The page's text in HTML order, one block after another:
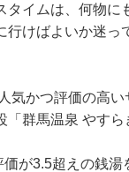
イムは、何物に
行けばよいか迷
気かつ評価の高
群馬温泉 やすら
が3.5超えの銭湯